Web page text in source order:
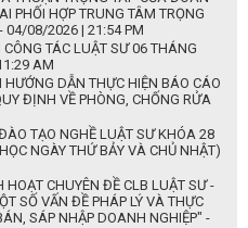
PHỐI HỢP TRUNG TÂM TRỌNG
04/08/2026 | 21:54 PM
TÁC LUẬT SƯ 06 THÁNG
AM
HƯỚNG DẪN THỰC HIỆN BÁO CÁO
ĐỊNH VỀ PHÒNG, CHỐNG RỬA
TẠO NGHỀ LUẬT SƯ KHÓA 28
NGÀY THỨ BẢY VÀ CHỦ NHẬT)
HOẠT CHUYÊN ĐỀ CLB LUẬT SƯ -
SỐ VẤN ĐỀ PHÁP LÝ VÀ THỰC
SÁP NHẬP DOANH NGHIỆP" -